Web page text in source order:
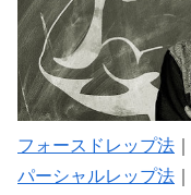
フォースドレップ法
パーシャルレップ法